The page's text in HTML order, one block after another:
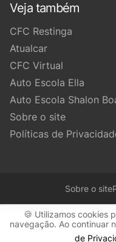
Veja também
CFC Restinga
Atualcar
CFC Virtual
Auto Escola Ella
Auto Escola Shalon
Sobre o site
Políticas de
Sobre o site
🍪 Utilizamos cookies
navegação. Ao continuar
de